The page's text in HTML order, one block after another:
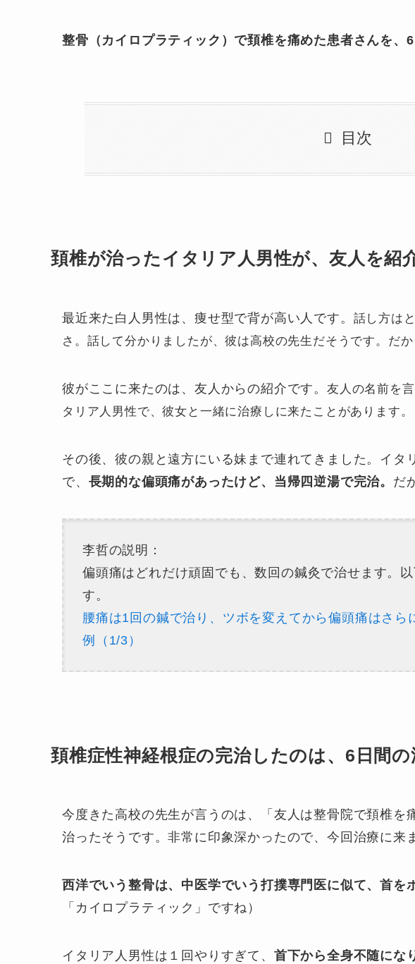
整骨（カイロプラティック）で頚椎を痛めた患者さんを、
目次
頚椎が治ったイタリア人男性が、友人を紹
最近来た白人男性は、痩せ型で背が高い人です。 話し方は
さ。 話して分かりましたが、彼は高校の先生だそうです。 だ
彼がここに来たのは、友人からの紹介です。 友人の名前を
タリア人男性で、彼女と一緒に治療しに来たことがあります。
その後、彼の親と遠方にいる妹まで連れてきました。イタ
で、 長期的な偏頭痛があったけど、当帰四逆湯で完治。 だ
李哲の説明：
偏頭痛はどれだけ頑固でも、数回の鍼灸で治せます。
す。
腰痛は1回の鍼で治り、ツボを変えてから偏頭痛はさら
例（1/3）
頚椎症性神経根症の完治したのは、6日間
今度きた高校の先生が言うのは、「友人は整骨院で頚椎を
治ったそうです。非常に印象深かったので、今回治療に来
西洋でいう整骨は、中医学でいう打撲専門医に似て、首を
「カイロプラティック」ですね）
イタリア人男性は１回やりすぎて、 首下から全身不随にな